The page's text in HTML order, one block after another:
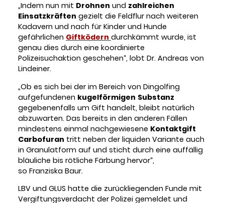
„Indem nun mit Drohnen und zahlreichen
Einsatzkräften gezielt die Feldflur nach weiteren
Kadavern und nach für Kinder und Hunde
gefährlichen Giftködern durchkämmt wurde, ist
genau dies durch eine koordinierte
Polizeisuchaktion geschehen“, lobt Dr. Andreas von
Lindeiner.
„Ob es sich bei der im Bereich von Dingolfing
aufgefundenen kugelförmigen Substanz
gegebenenfalls um Gift handelt, bleibt natürlich
abzuwarten. Das bereits in den anderen Fällen
mindestens einmal nachgewiesene Kontaktgift
Carbofuran tritt neben der liquiden Variante auch
in Granulatform auf und sticht durch eine auffällig
bläuliche bis rötliche Färbung hervor“,
so Franziska Baur.
LBV und GLUS hatte die zurückliegenden Funde mit
Vergiftungsverdacht der Polizei gemeldet und